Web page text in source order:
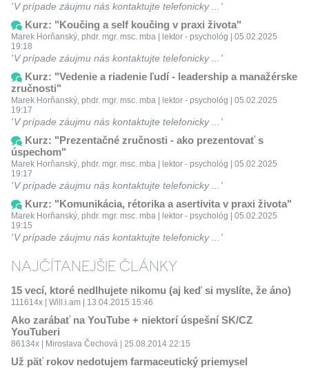
V prípade záujmu nás kontaktujte telefonicky ...
Kurz: "Koučing a self koučing v praxi života"
Marek Horňanský, phdr. mgr. msc. mba | lektor - psychológ | 05.02.2025
19:18
V prípade záujmu nás kontaktujte telefonicky ...
Kurz: "Vedenie a riadenie ľudí - leadership a manažérske
zručnosti"
Marek Horňanský, phdr. mgr. msc. mba | lektor - psychológ | 05.02.2025
19:17
V prípade záujmu nás kontaktujte telefonicky ...
Kurz: "Prezentačné zručnosti - ako prezentovať s
úspechom"
Marek Horňanský, phdr. mgr. msc. mba | lektor - psychológ | 05.02.2025
19:17
V prípade záujmu nás kontaktujte telefonicky ...
Kurz: "Komunikácia, rétorika a asertivita v praxi života"
Marek Horňanský, phdr. mgr. msc. mba | lektor - psychológ | 05.02.2025
19:15
V prípade záujmu nás kontaktujte telefonicky ...
NAJČÍTANEJŠIE ČLÁNKY
15 vecí, ktoré nedlhujete nikomu (aj keď si myslíte, že áno)
111614x | Will.i.am | 13.04.2015 15:46
Ako zarábať na YouTube + niektorí úspešní SK/CZ
YouTuberi
86134x | Miroslava Čechová | 25.08.2014 22:15
Už päť rokov nedotujem farmaceutický priemysel